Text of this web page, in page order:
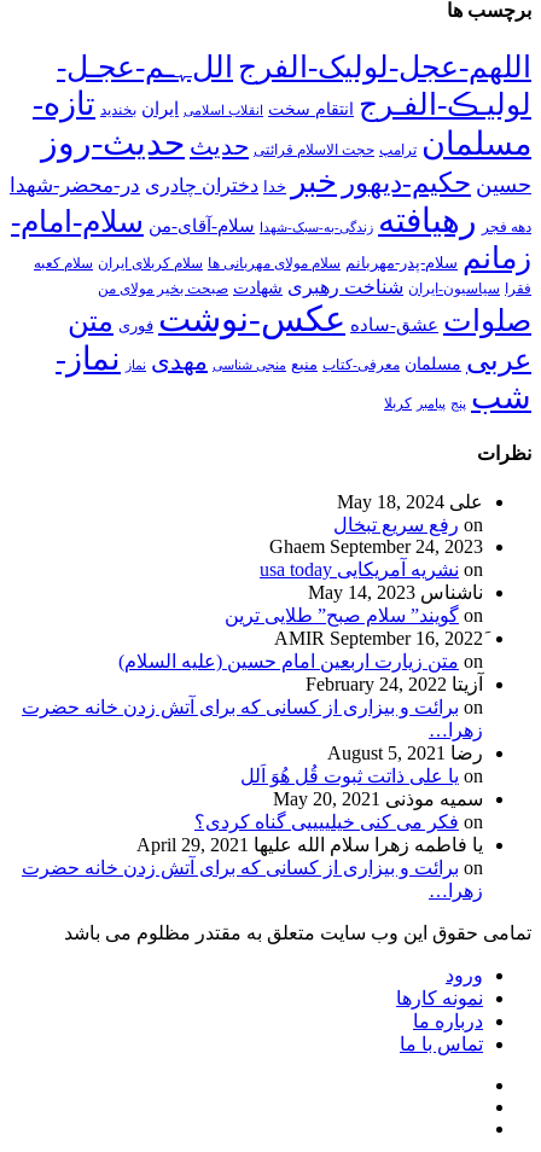
برچسب ها
اللهم-عجل-لولیک-الفرج اللﮩـم-عجـل-
لولیـڪ-الفـرج انتقام سخت انقلاب اسلامی ایران بخندید تازه-
مسلمان ترامپ حجت الاسلام قرائتی حدیث حدیث-روز
حسین حکیم-دیهور خبر خدا دختران چادری در-محضر-شهدا
دهه فجر رهیافته زندگی-به-سبک-شهدا سلام-آقای-من سلام-امام-
زمانم سلام-پدر-مهربانم سلام مولای مهربانی ها سلام کربلای ایران سلام کعبه
فقرا سیاسیون-ایران شناخت رهبری شهادت صبحت بخیر مولای من
صلوات عشق-ساده عکس-نوشت فوری متن
عربی مسلمان معرفی-کتاب منبع منجی شناسی مهدی نماز
نماز-
شب پنج پیامبر کربلا
نظرات
علی May 18, 2024
on رفع سریع تبخال
Ghaem September 24, 2023
on نشریه آمریکایی usa today
ناشناس May 14, 2023
on گویند” سلام صبح” طلایی ترین
September 16, 2022
on متن زیارت اربعین امام حسین (علیه السلام)
آزیتا February 24, 2022
on برائت و بیزاری از کسانی که برای آتش زدن خانه حضرت
زهرا…
رضا August 5, 2021
on یا علی ذاتت ثبوت قُل هُوَ اَلل
سمیه موذنی May 20, 2021
on فکر می کنی خیلییییی گناه کردی؟
یا فاطمه زهرا سلام الله علیها April 29, 2021
on برائت و بیزاری از کسانی که برای آتش زدن خانه حضرت
زهرا…
تمامی حقوق این وب سایت متعلق به مقتدر مظلوم می باشد
ورود
نمونه کارها
درباره ما
تماس با ما